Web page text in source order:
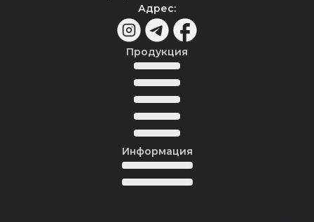
Адрес:
Продукция
Информация